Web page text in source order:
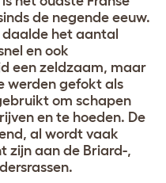
de negende eeuw.
daalde het aantal
en ook
een zeldzaam, maar
werden gefokt als
om schapen
en te hoeden. De
al wordt vaak
zijn aan de Briard-,